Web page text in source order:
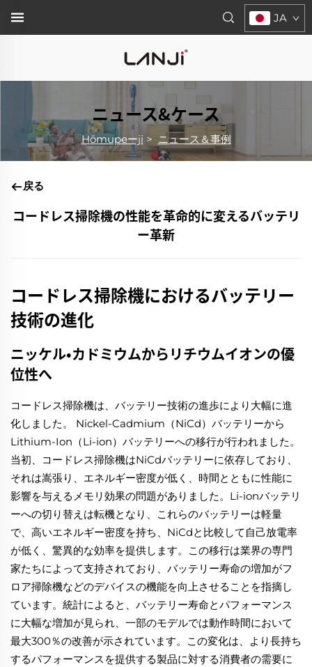
JA
ニュース&ケース
Hōmupeーji > ニュース＆事例
戻る
コードレス掃除機の性能を革命的に変えるバッテリ
ー革新
コードレス掃除機におけるバッテリー
技術の進化
ニッケル・カドミウムからリチウムイオンの優
位性へ
コードレス掃除機は、バッテリー技術の進歩により大幅に進
化しました。 Nickel-Cadmium（NiCd）バッテリーから
Lithium-Ion（Li-ion）バッテリーへの移行が行われました。
当初、コードレス掃除機はNiCdバッテリーに依存しており、
それは嵩張り、エネルギー密度が低く、時間とともに性能に
影響を与えるメモリ効果の問題がありました。Li-ionバッテリ
ーへの切り替えは転機となり、これらのバッテリーは軽量
で、高いエネルギー密度を持ち、NiCdと比較して自己放電率
が低く、驚異的な効率を提供します。この移行は業界の専門
家たちによって支持されており、バッテリー寿命の増加がフ
ロア掃除機などのデバイスの機能を向上させることを指摘し
ています。統計によると、バッテリー寿命とパフォーマンス
に大幅な増加が見られ、一部のモデルでは動作時間において
最大300％の改善が示されています。この変化は、より長持ち
するパフォーマンスを提供する製品に対する消費者の需要に